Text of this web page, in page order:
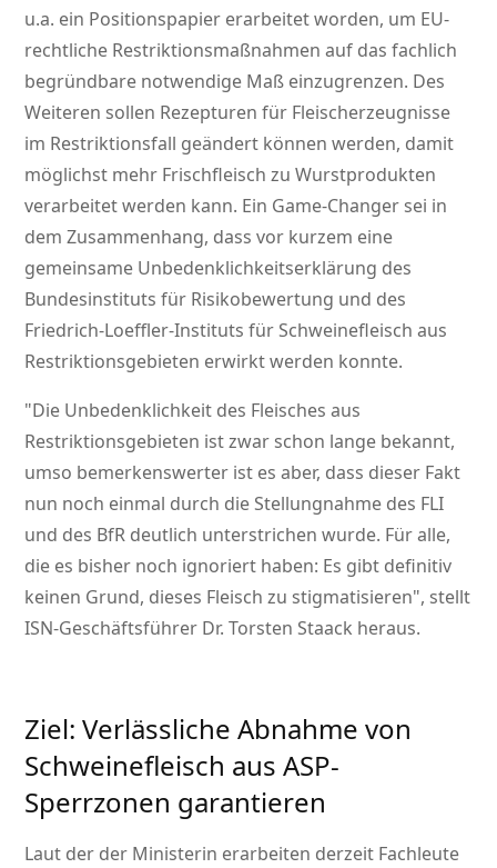
u.a. ein Positionspapier erarbeitet worden, um EU-
rechtliche Restriktionsmaßnahmen auf das fachlich
begründbare notwendige Maß einzugrenzen. Des
Weiteren sollen Rezepturen für Fleischerzeugnisse
im Restriktionsfall geändert können werden, damit
möglichst mehr Frischfleisch zu Wurstprodukten
verarbeitet werden kann. Ein Game-Changer sei in
dem Zusammenhang, dass vor kurzem eine
gemeinsame Unbedenklichkeitserklärung des
Bundesinstituts für Risikobewertung und des
Friedrich-Loeffler-Instituts für Schweinefleisch aus
Restriktionsgebieten erwirkt werden konnte.
Die Unbedenklichkeit des Fleisches aus
Restriktionsgebieten ist zwar schon lange bekannt,
umso bemerkenswerter ist es aber, dass dieser Fakt
nun noch einmal durch die Stellungnahme des FLI
und des BfR deutlich unterstrichen wurde. Für alle,
die es bisher noch ignoriert haben: Es gibt definitiv
keinen Grund, dieses Fleisch zu stigmatisieren , stellt
ISN-Geschäftsführer Dr. Torsten Staack heraus.
Ziel: Verlässliche Abnahme von
Schweinefleisch aus ASP-
Sperrzonen garantieren
Laut der der Ministerin erarbeiten derzeit Fachleute